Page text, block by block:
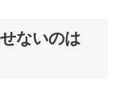
ないのは